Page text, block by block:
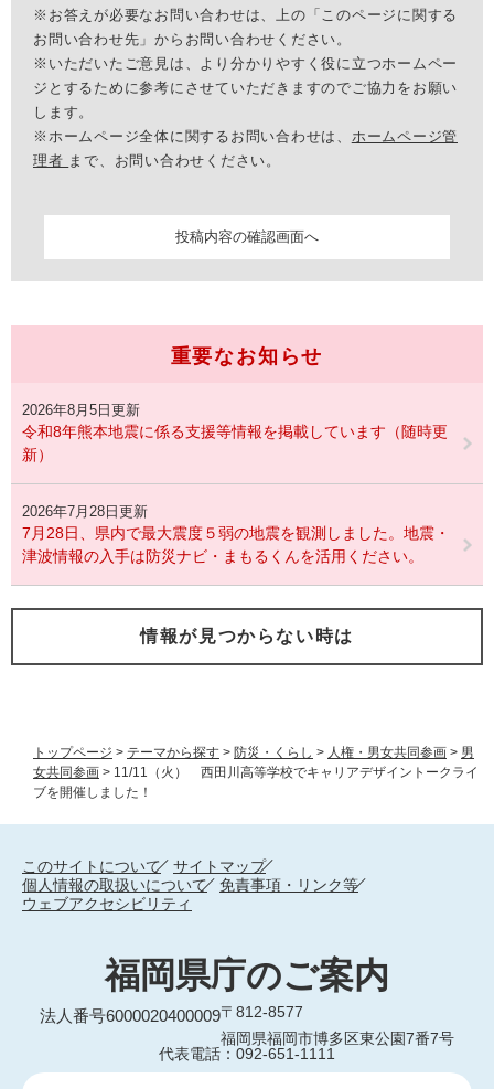
トップページ > テーマから探す > 防災・くらし > 人権・男女共同参画 > 男
女共同参画 > 11/11（火） 西田川高等学校でキャリアデザイントークライ
ブを開催しました！
※お答えが必要なお問い合わせは、上の「このページに関する
お問い合わせ先」からお問い合わせください。
※いただいたご意見は、より分かりやすく役に立つホームペー
ジとするために参考にさせていただきますのでご協力をお願い
します。
※ホームページ全体に関するお問い合わせは、 ホームページ管
理者 まで、お問い合わせください。
重要なお知らせ
2026年8月5日更新
令和8年熊本地震に係る支援等情報を掲載しています（随時更
新）
2026年7月28日更新
7月28日、県内で最大震度５弱の地震を観測しました。地震・
津波情報の入手は防災ナビ・まもるくんを活用ください。
情報が見つからない時は
このサイトについて
サイトマップ
個人情報の取扱いについて
免責事項・リンク等
ウェブアクセシビリティ
福岡県庁のご案内
法人番号6000020400009〒812-8577
福岡県福岡市博多区東公園7番7号
代表電話：092-651-1111